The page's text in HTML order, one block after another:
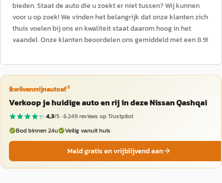
bieden. Staat de auto die u zoekt er niet tussen? Wij kunnen
voor u op zoek! We vinden het belangrijk dat onze klanten zich
thuis voelen bij ons en kwaliteit staat daarom hoog in het
vaandel. Onze klanten beoordelen ons gemiddeld met een 8.9!
ikwilvanmijnautoaf®
Verkoop je huidige auto en rij in deze Nissan Qashqai
4,3/5 ·6.249reviews op Trustpilot
Bod binnen 24u
Veilig vanuit huis
Meld gratis en vrijblijvend aan